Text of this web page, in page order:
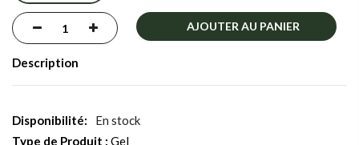
AJOUTER AU PANIER
Description
En stock
Type de Produit : Gel